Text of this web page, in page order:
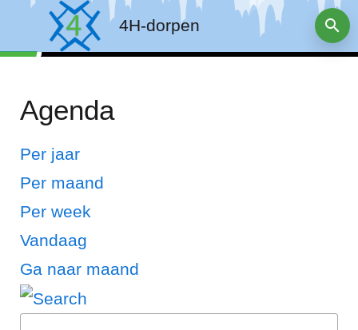
4H-dorpen
Agenda
Per jaar
Per maand
Per week
Vandaag
Ga naar maand